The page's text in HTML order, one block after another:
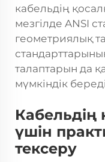
кабельдің
мезгілде ANSI
геометриялық
талаптарын да
мүмкіндік
Кабельдің
үшін
тексеру